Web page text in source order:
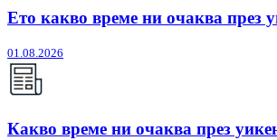
Ето какво време ни очаква през
01.08.2026
Какво време ни очаква през